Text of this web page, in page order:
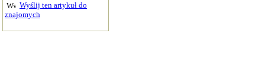
Wyślij ten artykuł do
znajomych